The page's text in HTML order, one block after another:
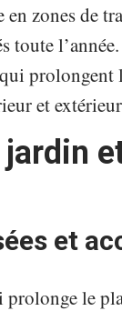
en zones de
toute
prolongent
et
et
prolonge le